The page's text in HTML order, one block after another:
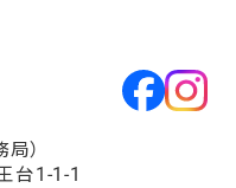
）
台1-1-1